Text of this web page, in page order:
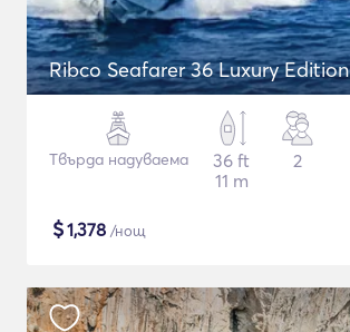
Ribco Seafarer 36 Luxury Edition
Твърда надуваема
36 ft
11 m
2
$1,378 /нощ